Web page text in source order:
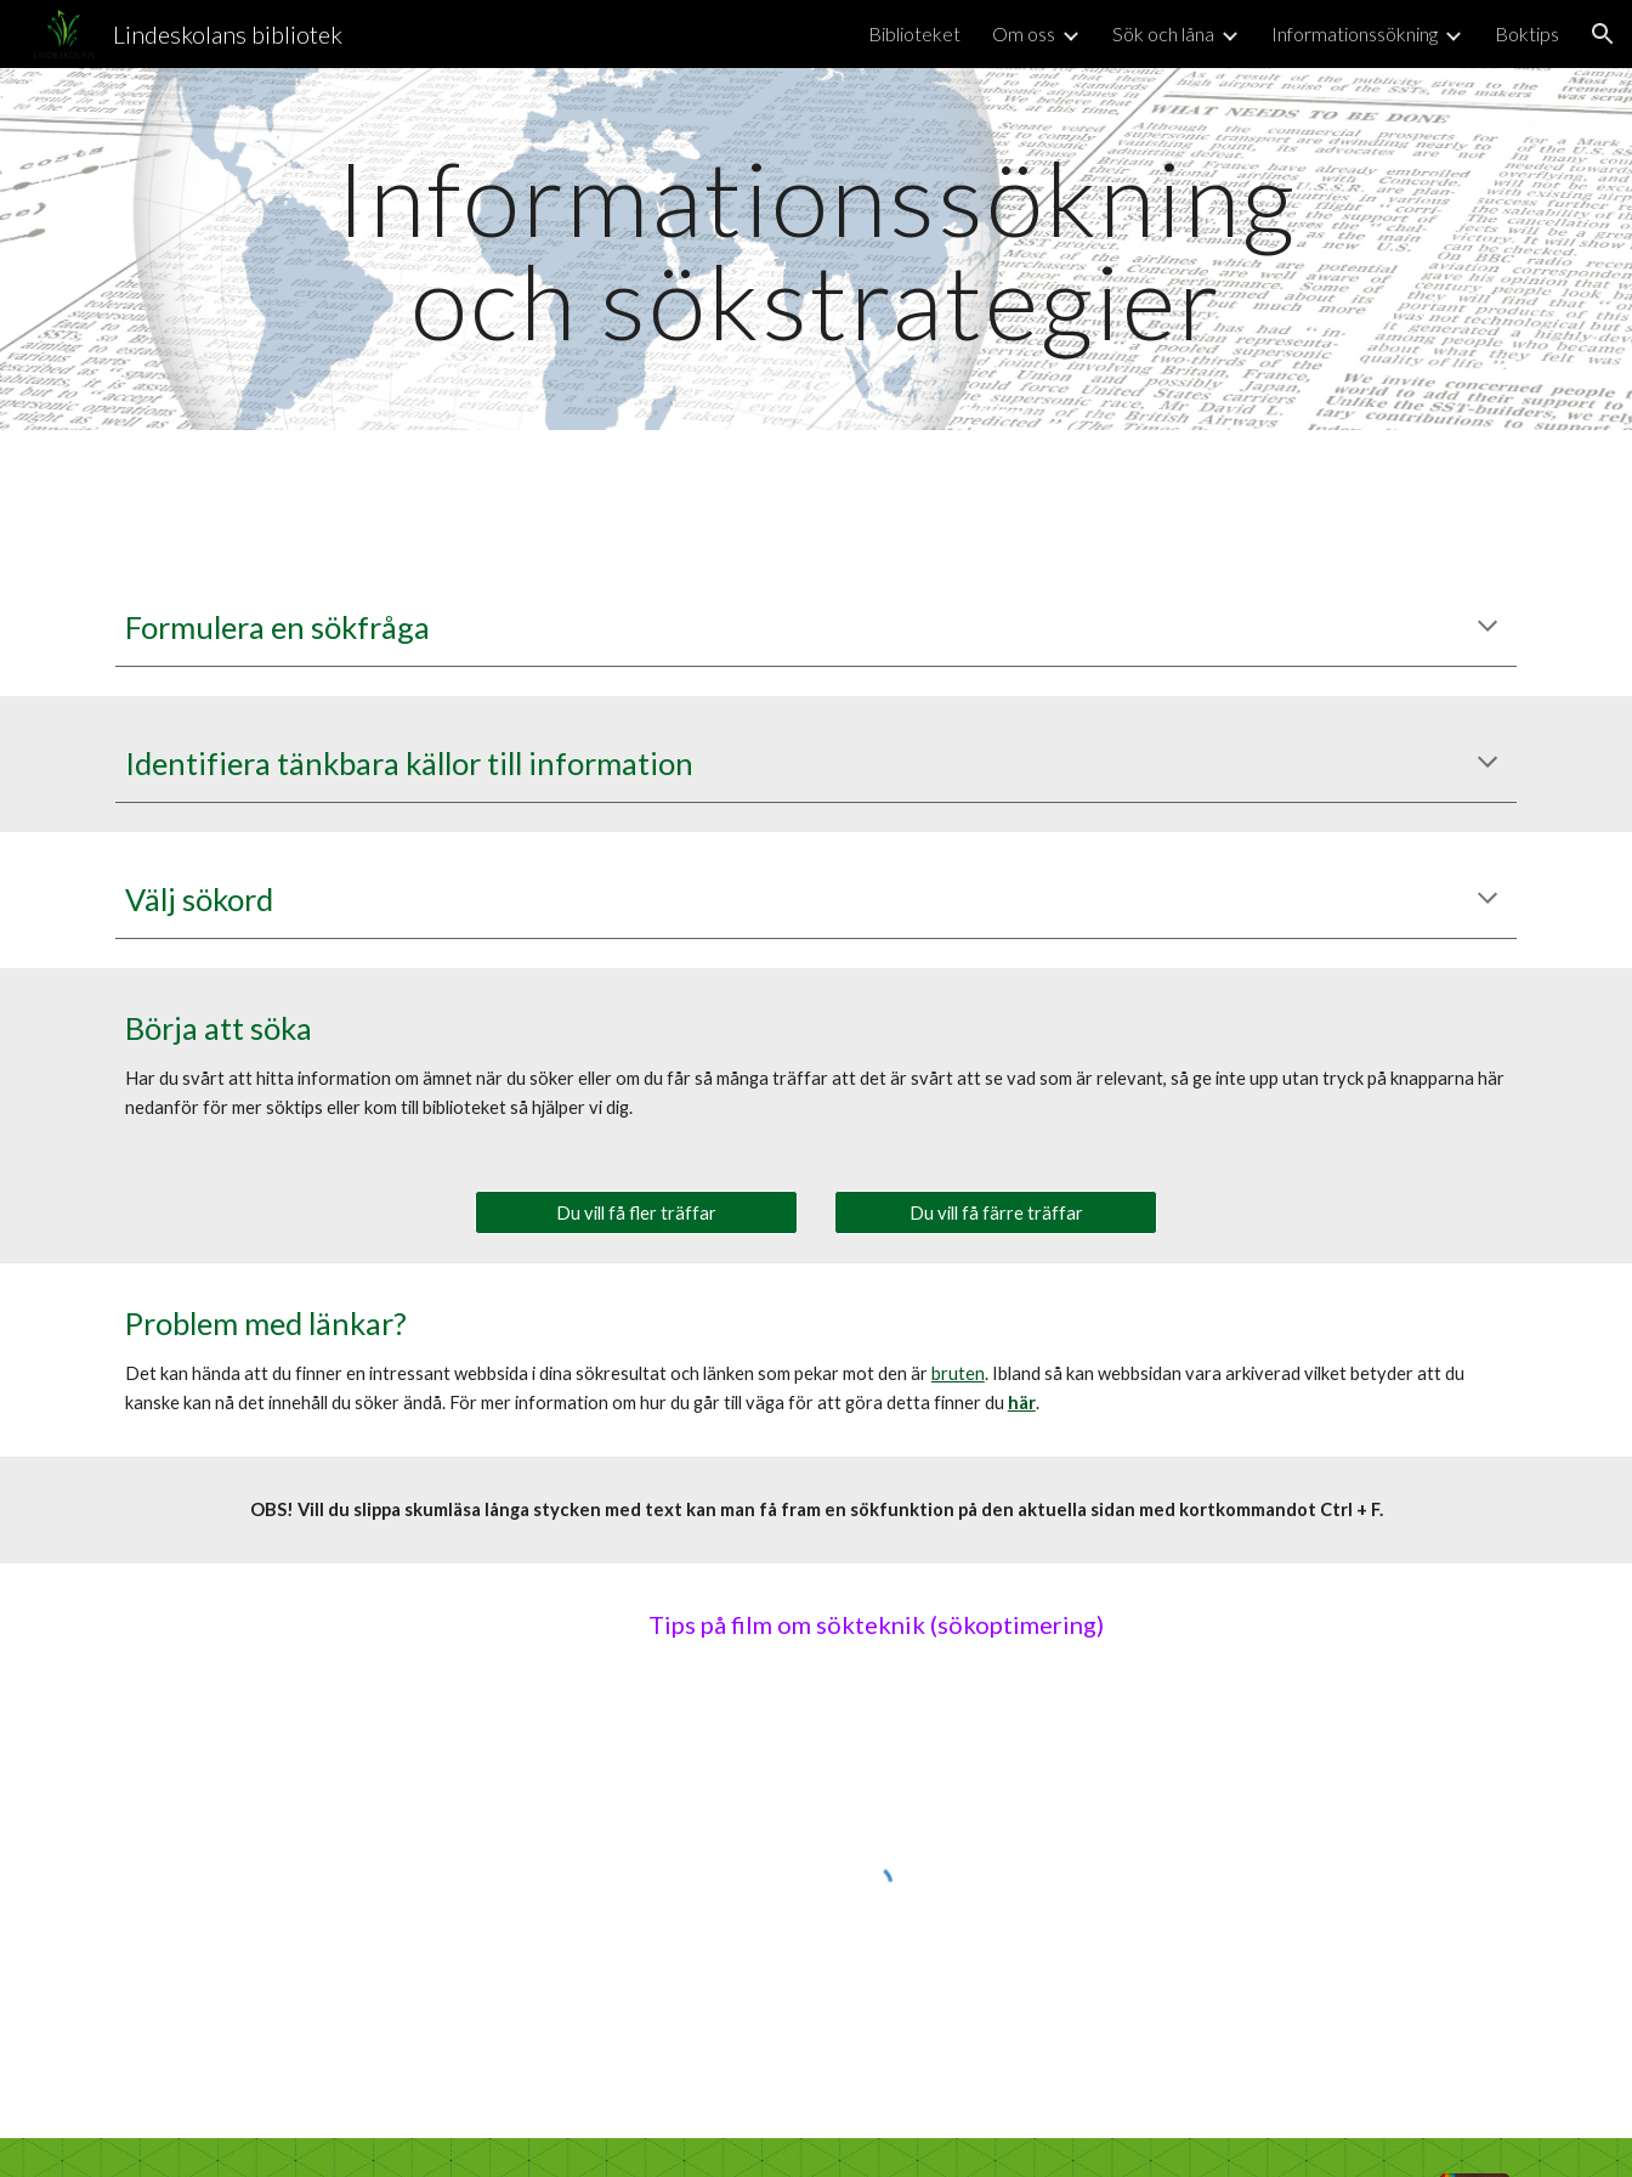
Skip to navigation
Lindeskolans bibliotek Biblioteket Om oss Sök och låna Informationssökning Boktips
Informationssökning
och sökstrategier
Formulera en sökfråga
Identifiera tänkbara källor till information
Välj sökord
Börja att söka
Har du svårt att hitta information om ämnet när du söker eller om du får så många träffar att det är svårt att se vad som är relevant, så ge inte upp utan tryck på knapparna här
nedanför för mer söktips eller kom till biblioteket så hjälper vi dig.
Du vill få fler träffar Du vill få färre träffar
Problem med länkar?
Det kan hända att du finner en intressant webbsida i dina sökresultat och länken som pekar mot den ärbruten. Ibland så kan webbsidan vara arkiverad vilket betyder att du
kanske kan nå det innehåll du söker ändå. För mer information om hur du går till väga för att göra detta finner du här.
OBS! Vill du slippa skumläsa långa stycken med text kan man få fram en sökfunktion på den aktuella sidan med kortkommandot Ctrl + F.
Tips på film om sökteknik (sökoptimering)